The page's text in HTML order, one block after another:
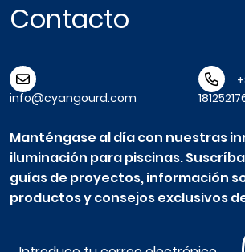
Contacto
info@cyangourd.com
Manténgase al día con nuestras
iluminación para piscinas.
guías de proyectos, información
productos y consejos exclusivos